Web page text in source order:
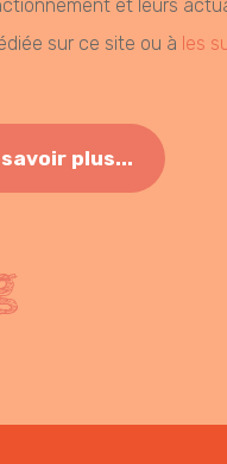
et leurs
sur ce site ou à les
savoir plus...